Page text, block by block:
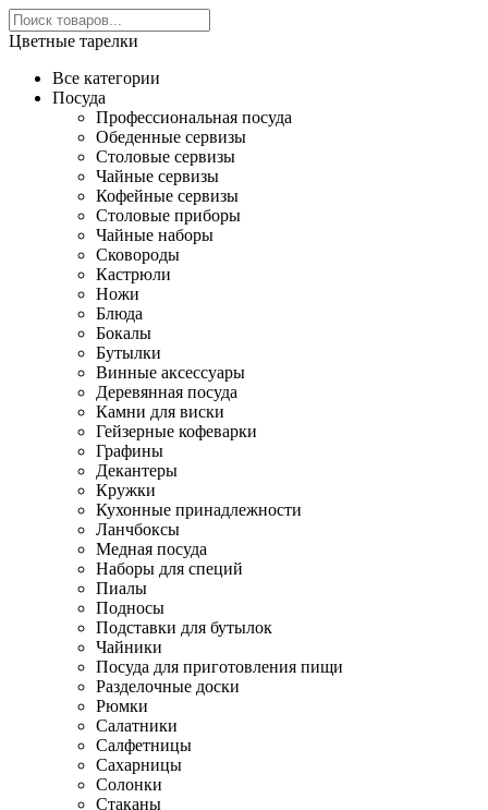
Цветные тарелки
Все категории
Посуда
Профессиональная посуда
Обеденные сервизы
Столовые сервизы
Чайные сервизы
Кофейные сервизы
Столовые приборы
Чайные наборы
Сковороды
Кастрюли
Ножи
Блюда
Бокалы
Бутылки
Винные аксессуары
Деревянная посуда
Камни для виски
Гейзерные кофеварки
Графины
Декантеры
Кружки
Кухонные принадлежности
Ланчбоксы
Медная посуда
Наборы для специй
Пиалы
Подносы
Подставки для бутылок
Чайники
Посуда для приготовления пищи
Разделочные доски
Рюмки
Салатники
Салфетницы
Сахарницы
Солонки
Стаканы